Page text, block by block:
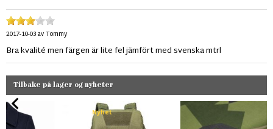
2017-10-03avTommy
Bra kvalité men färgen är lite fel jämfört med svenska mtrl
Tilbake på lager og nyheter
Nyhet